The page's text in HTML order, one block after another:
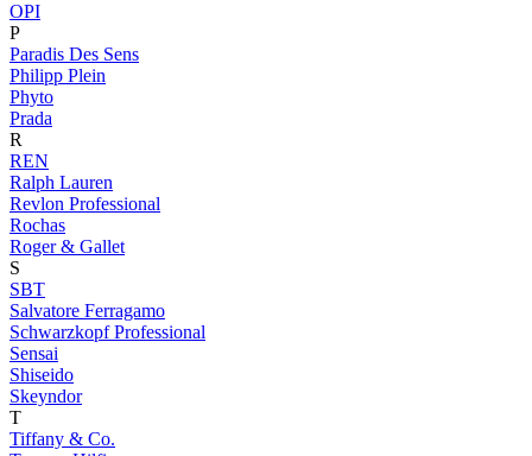
OPI
P
Paradis Des Sens
Philipp Plein
Phyto
Prada
R
REN
Ralph Lauren
Revlon Professional
Rochas
Roger & Gallet
S
SBT
Salvatore Ferragamo
Schwarzkopf Professional
Sensai
Shiseido
Skeyndor
T
Tiffany & Co.